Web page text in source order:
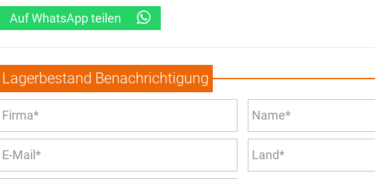
Auf WhatsApp teilen
Lagerbestand Benachrichtigung